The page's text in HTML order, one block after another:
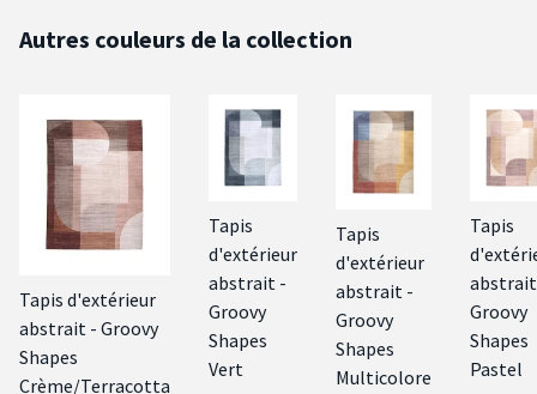
Autres couleurs de la collection
Tapis d'extérieur
abstrait - Groovy
Shapes
Crème/Terracotta
Tapis
d'extérieur
abstrait -
Groovy
Shapes
Vert
Tapis
d'extérieur
abstrait -
Groovy
Shapes
Multicolore
Tapis
Groovy
Shapes
Pastel